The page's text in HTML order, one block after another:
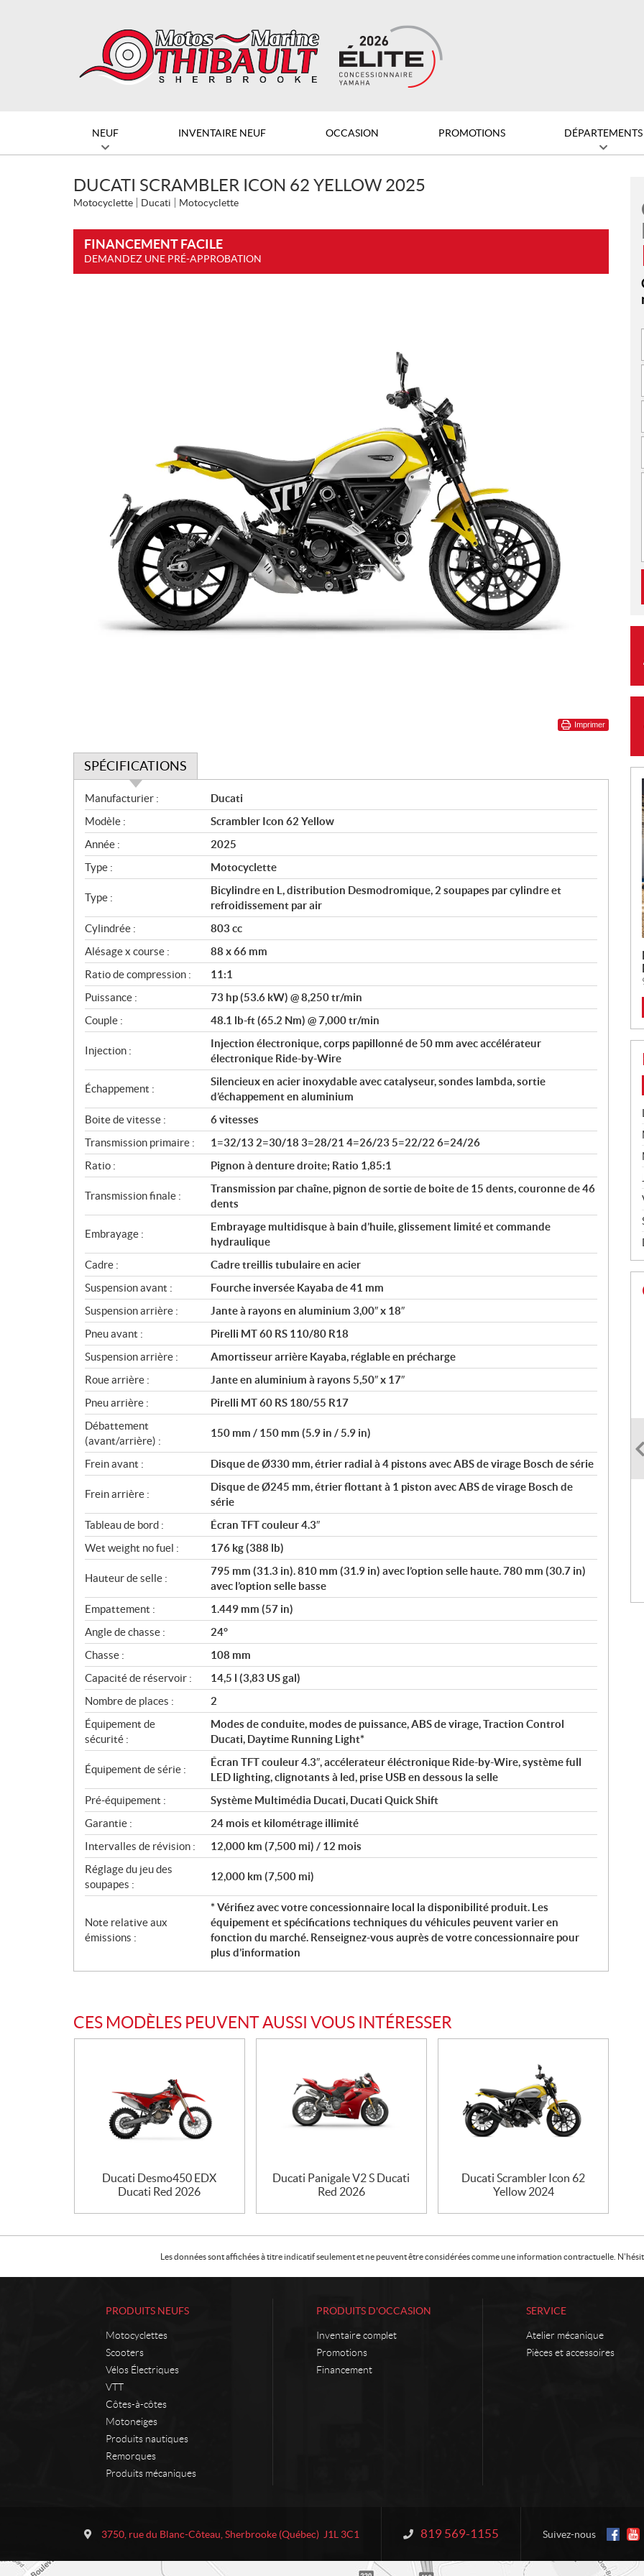
NEUF INVENTAIRE NEUF OCCASION PROMOTIONS DÉPARTEMENTS
DUCATI SCRAMBLER ICON 62 YELLOW 2025
Motocyclette Ducati Motocyclette
FINANCEMENT FACILE
DEMANDEZ UNE PRÉ-APPROBATION
Imprimer
SPÉCIFICATIONS
S
p
é
c
i
f
i
a
t
i
o
n
s
Manufacturier :
Ducati
Modèle :
Scrambler Icon 62 Yellow
Année :
2025
Type :
Motocyclette
Type :
Bicylindre en L, distribution Desmodromique, 2 soupapes par cylindre et
refroidissement par air
Cylindrée :
803 cc
Alésage x course :
88 x 66 mm
Ratio de compression :
11:1
Puissance :
73 hp (53.6 kW) @ 8,250 tr/min
Couple :
48.1 lb-ft (65.2 Nm) @ 7,000 tr/min
Injection :
Injection électronique, corps papillonné de 50 mm avec accélérateur
électronique Ride-by-Wire
Échappement :
Silencieux en acier inoxydable avec catalyseur, sondes lambda, sortie
d’échappement en aluminium
Boite de vitesse :
6 vitesses
Transmission primaire :
1=32/13 2=30/18 3=28/21 4=26/23 5=22/22 6=24/26
Ratio :
Pignon à denture droite; Ratio 1,85:1
Transmission finale :
Transmission par chaîne, pignon de sortie de boite de 15 dents, couronne de 46
dents
Embrayage :
Embrayage multidisque à bain d’huile, glissement limité et commande
hydraulique
Cadre :
Cadre treillis tubulaire en acier
Suspension avant :
Fourche inversée Kayaba de 41 mm
Suspension arrière :
Jante à rayons en aluminium 3,00″ x 18″
Pneu avant :
Pirelli MT 60 RS 110/80 R18
Suspension arrière :
Amortisseur arrière Kayaba, réglable en précharge
Roue arrière :
Jante en aluminium à rayons 5,50″ x 17″
Pneu arrière :
Pirelli MT 60 RS 180/55 R17
Débattement
(avant/arrière) :
150 mm / 150 mm (5.9 in / 5.9 in)
Frein avant : Disque de Ø330 mm, étrier radial à 4 pistons avec ABS de virage Bosch de série
Frein arrière :
Disque de Ø245 mm, étrier flottant à 1 piston avec ABS de virage Bosch de
série
Tableau de bord :
Écran TFT couleur 4.3″
Wet weight no fuel :
176 kg (388 lb)
Hauteur de selle :
795 mm (31.3 in). 810 mm (31.9 in) avec l’option selle haute. 780 mm (30.7 in)
avec l’option selle basse
Empattement :
1.449 mm (57 in)
Angle de chasse :
24°
Chasse :
108 mm
Capacité de réservoir :
14,5 l (3,83 US gal)
Nombre de places :
2
Équipement de
sécurité :
Modes de conduite, modes de puissance, ABS de virage, Traction Control
Ducati, Daytime Running Light*
Équipement de série :
Écran TFT couleur 4.3″, accélerateur éléctronique Ride-by-Wire, système full
LED lighting, clignotants à led, prise USB en dessous la selle
Pré-équipement :
Système Multimédia Ducati, Ducati Quick Shift
Garantie :
24 mois et kilométrage illimité
Intervalles de révision :
12,000 km (7,500 mi) / 12 mois
Réglage du jeu des
soupapes :
12,000 km (7,500 mi)
Note relative aux
émissions :
* Vérifiez avec votre concessionnaire local la disponibilité produit. Les
équipement et spécifications techniques du véhicules peuvent varier en
fonction du marché. Renseignez-vous auprès de votre concessionnaire pour
plus d’information
CES MODÈLES PEUVENT AUSSI VOUS INTÉRESSER
Ducati Desmo450 EDX
Ducati Red 2026
Ducati Panigale V2 S Ducati
Red 2026
Ducati Scrambler Icon 62
Yellow 2024
Les données sont affichées à titre indicatif seulement et ne peuvent être considérées comme une information contractuelle.
PRODUITS NEUFS
Motocyclettes
Scooters
Vélos Électriques
VTT
Côtes-à-côtes
Motoneiges
Produits nautiques
Remorques
Produits mécaniques
PRODUITS D'OCCASION
Inventaire complet
Promotions
Financement
SERVICE
Atelier mécanique
Pièces et accessoires
t
o
3750, rue du Blanc-Côteau Sherbrooke (Québec) J1L 3C1 Information :
819 569-1155 Suivez-nous